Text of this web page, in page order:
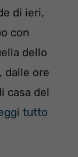
di ieri,
con
dello
dalle ore
casa del
tutto